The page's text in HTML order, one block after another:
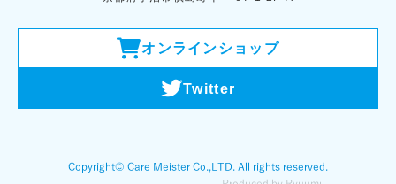
オンラインショップ
Twitter